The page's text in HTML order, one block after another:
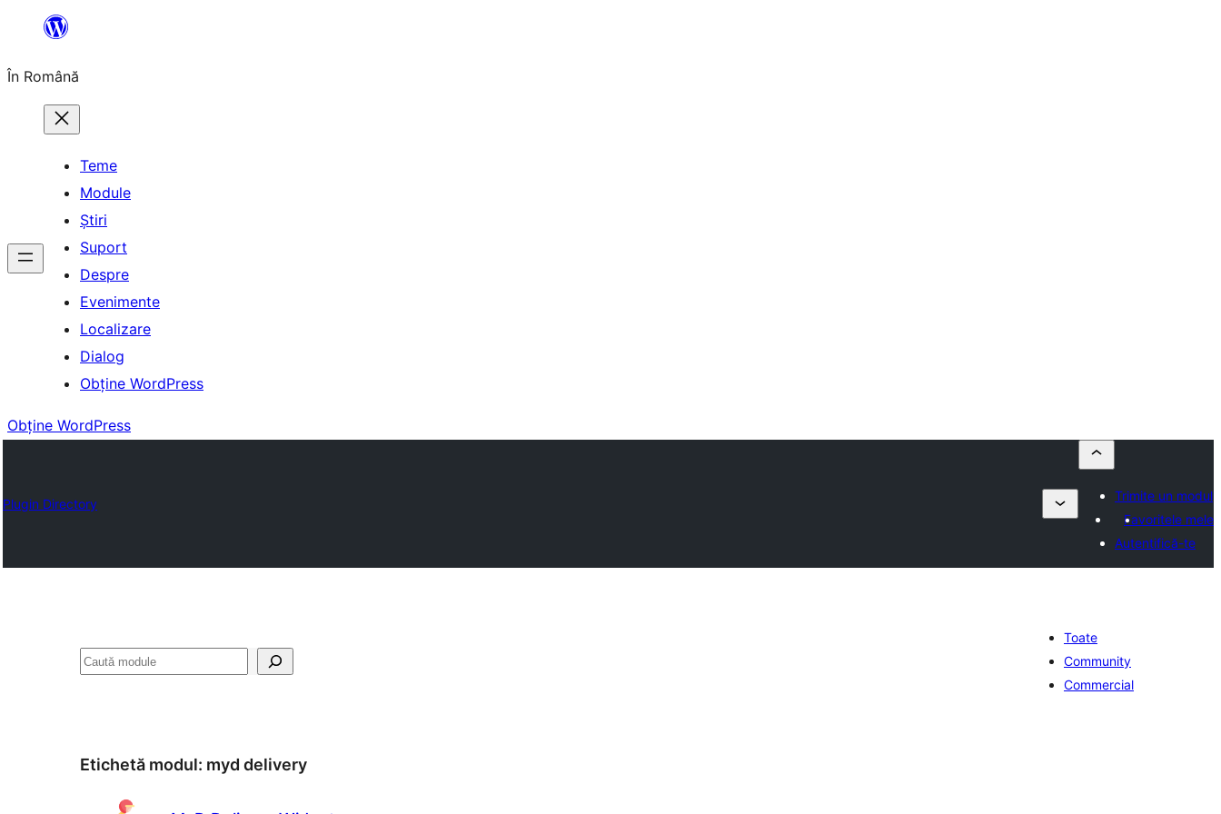
conținut
În Română
Teme
Module
Știri
Suport
Despre
Evenimente
Localizare
Dialog
Obține WordPress
Obține WordPress
Plugin Directory
Trimite un modul
Favoritele mele
Autentifică-te
Caută
Toate
Community
Commercial
Etichetă modul: myd delivery